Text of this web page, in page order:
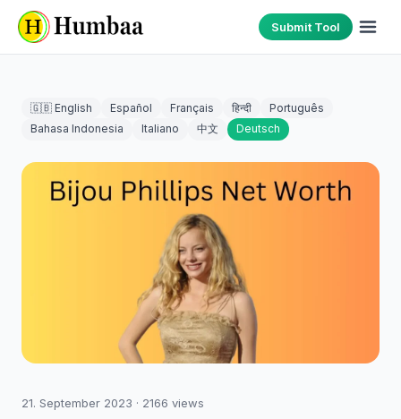
Submit Tool
🇬🇧 English Español Français हिन्दी
Português
Bahasa Indonesia
Italiano 中文 Deutsch
21. September 2023 · 2166 views